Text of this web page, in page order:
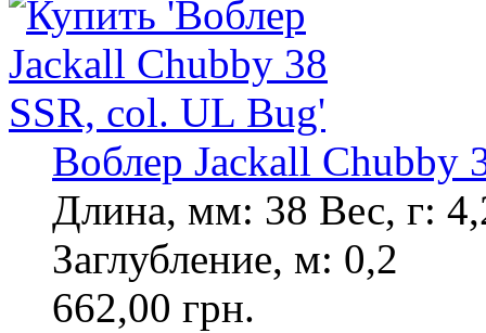
Воблер Jackall Chubby
Длина, мм: 38 Вес, г:
Заглубление, м: 0,2
662,00 грн.